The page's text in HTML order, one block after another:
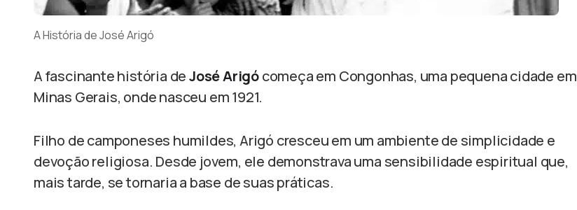
A História de José Arigó
A fascinante história deJosé Arigócomeça em Congonhas, uma pequena cidade em
Minas Gerais, onde nasceu em 1921.
Filho de camponeses humildes, Arigó cresceu em um ambiente de simplicidade e
devoção religiosa. Desde jovem, ele demonstrava uma sensibilidade espiritual que,
mais tarde, se tornaria a base de suas práticas.